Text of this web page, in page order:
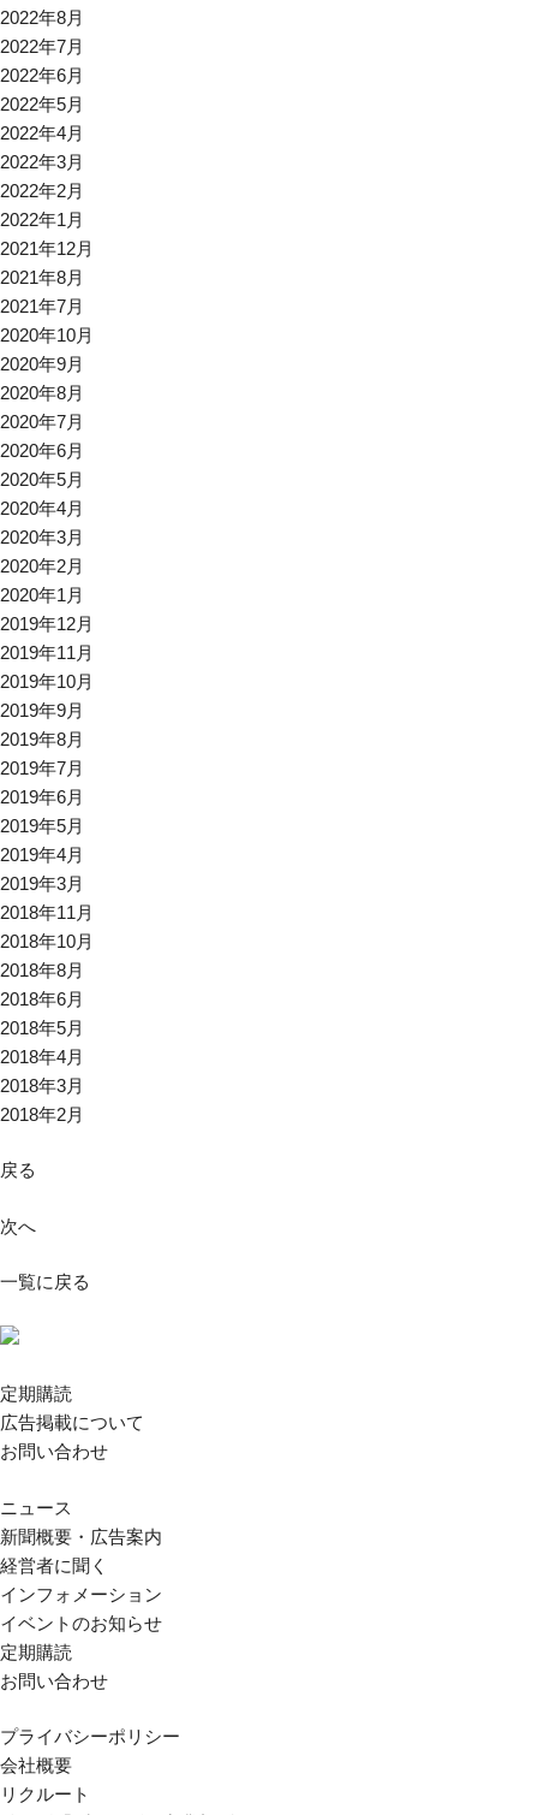
2022年8月
2022年7月
2022年6月
2022年5月
2022年4月
2022年3月
2022年2月
2022年1月
2021年12月
2021年8月
2021年7月
2020年10月
2020年9月
2020年8月
2020年7月
2020年6月
2020年5月
2020年4月
2020年3月
2020年2月
2020年1月
2019年12月
2019年11月
2019年10月
2019年9月
2019年8月
2019年7月
2019年6月
2019年5月
2019年4月
2019年3月
2018年11月
2018年10月
2018年8月
2018年6月
2018年5月
2018年4月
2018年3月
2018年2月
戻る
次へ
一覧に戻る
定期購読
広告掲載について
お問い合わせ
ニュース
新聞概要・広告案内
経営者に聞く
インフォメーション
イベントのお知らせ
定期購読
お問い合わせ
プライバシーポリシー
会社概要
リクルート